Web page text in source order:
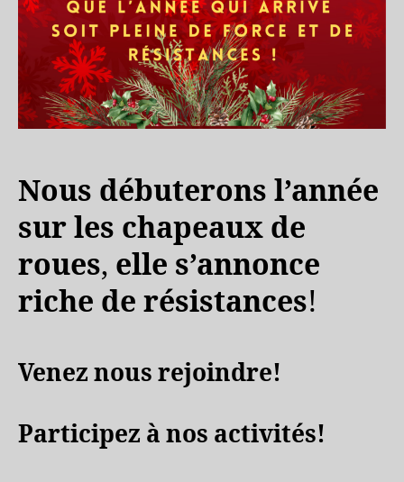
Nous débuterons l’année
sur les chapeaux de
roues, elle s’annonce
riche de résistances!
Venez nous rejoindre!
Participez à nos activités!